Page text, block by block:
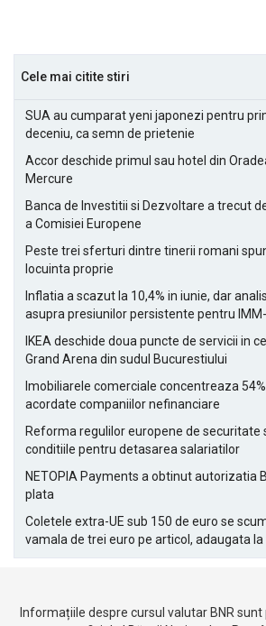
Cele mai citite stiri
SUA au cumparat yeni japonezi pentru
deceniu, ca semn de prietenie
Accor deschide primul sau hotel din
Mercure
Banca de Investitii si Dezvoltare a trecut
a Comisiei Europene
Peste trei sferturi dintre tinerii romani
locuinta proprie
Inflatia a scazut la 10,4% in iunie, dar
asupra presiunilor persistente pentru
IKEA deschide doua puncte de servicii in
Grand Arena din sudul Bucurestiului
Imobiliarele comerciale concentreaza
acordate companiilor nefinanciare
Reforma regulilor europene de securitate
conditiile pentru detasarea salariatilor
NETOPIA Payments a obtinut autorizatia
plata
Coletele extra-UE sub 150 de euro se
vamala de trei euro pe articol, adaugata
Informațiile despre cursul valutar BNR sunt